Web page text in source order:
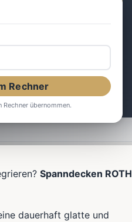
Rechner
übernommen.
Spanndecken ROTH
dauerhaft glatte und